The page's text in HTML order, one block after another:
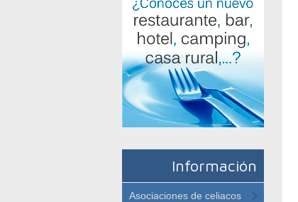
Información
Asociaciones de celiacos